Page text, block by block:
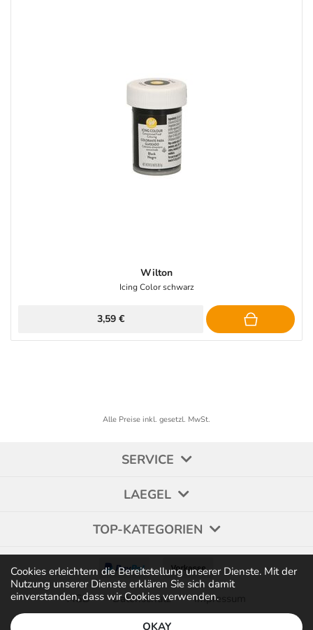
Cookies erleichtern die Bereitstellung unserer Dienste. Mit der
Nutzung unserer Dienste erklären Sie sich damit
einverstanden, dass wir Cookies verwenden.
OKAY
Wilton
Icing Color schwarz
3,59 €
Alle Preise inkl. gesetzl. MwSt.
SERVICE
LAEGEL
TOP-KATEGORIEN
AGB Datenschutz Impressum